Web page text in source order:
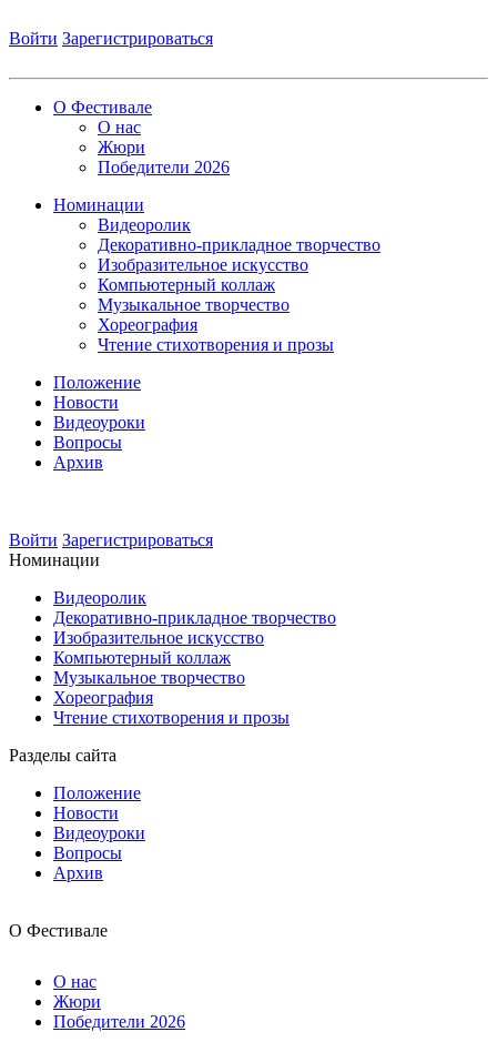
Войти Зарегистрироваться
О Фестивале
О нас
Жюри
Победители 2026
Номинации
Видеоролик
Декоративно-прикладное творчество
Изобразительное искусство
Компьютерный коллаж
Музыкальное творчество
Хореография
Чтение стихотворения и прозы
Положение
Новости
Видеоуроки
Вопросы
Архив
Войти Зарегистрироваться
Номинации
Видеоролик
Декоративно-прикладное творчество
Изобразительное искусство
Компьютерный коллаж
Музыкальное творчество
Хореография
Чтение стихотворения и прозы
Разделы сайта
Положение
Новости
Видеоуроки
Вопросы
Архив
О Фестивале
О нас
Жюри
Победители 2026